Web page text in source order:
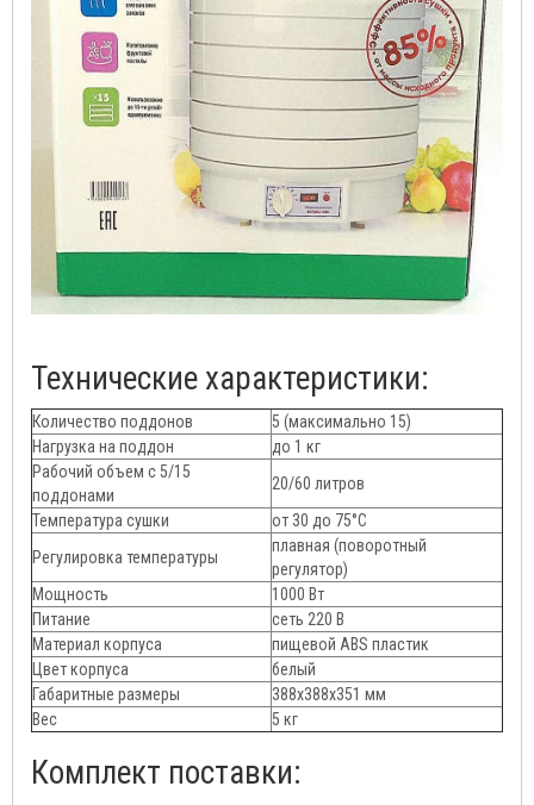
Технические характеристики:
Количество поддонов
5 (максимально 15)
Нагрузка на поддон
до 1 кг
Рабочий объем с 5/15
поддонами
20/60 литров
Температура сушки
от 30 до 75°C
Регулировка температуры
плавная (поворотный
регулятор)
Мощность
1000 Вт
Питание
сеть 220 В
Материал корпуса
пищевой ABS пластик
Цвет корпуса
белый
Габаритные размеры
388х388х351 мм
Вес
5 кг
Комплект поставки: